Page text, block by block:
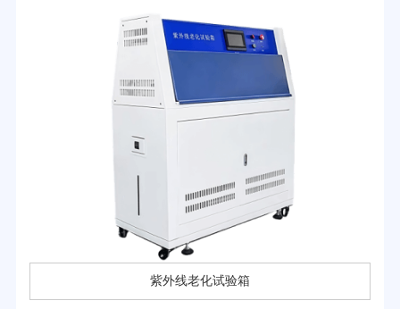
紫外线老化试验箱